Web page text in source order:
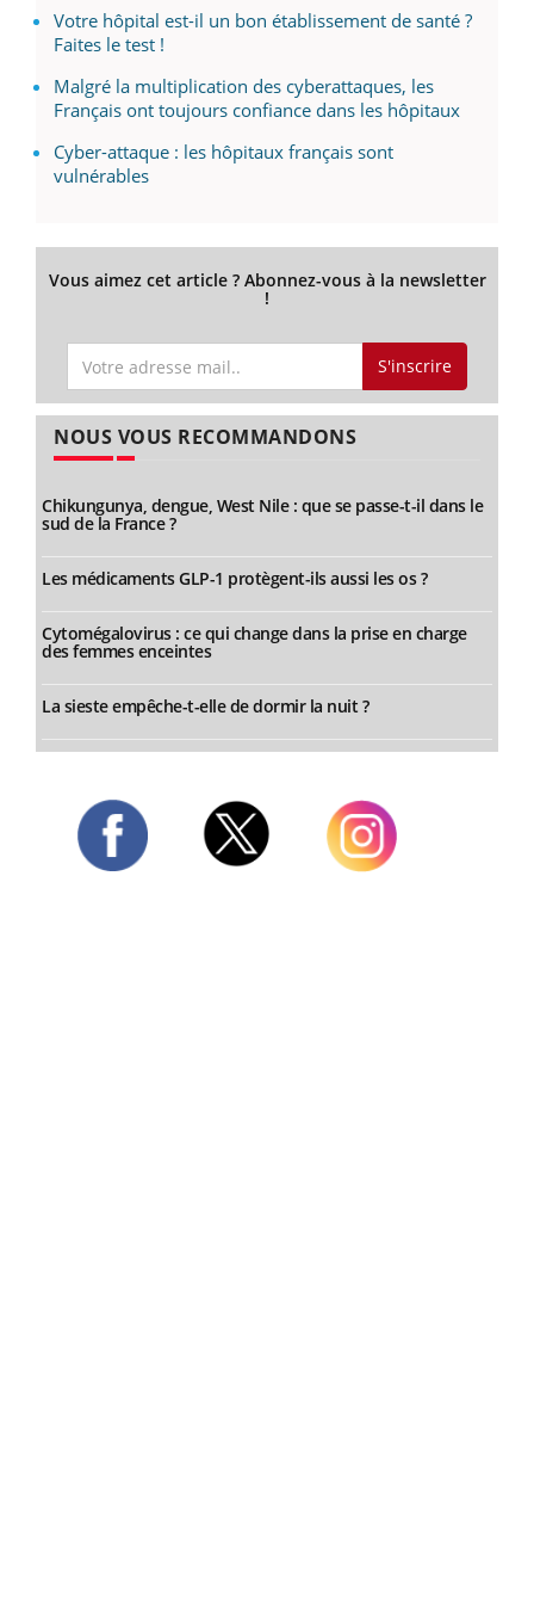
Votre hôpital est-il un bon établissement de santé ?
Faites le test !
Malgré la multiplication des cyberattaques, les
Français ont toujours confiance dans les hôpitaux
Cyber-attaque : les hôpitaux français sont
vulnérables
Vous aimez cet article ? Abonnez-vous à la newsletter
!
S'inscrire
NOUS VOUS RECOMMANDONS
Chikungunya, dengue, West Nile : que se passe-t-il dans le
sud de la France ?
Les médicaments GLP-1 protègent-ils aussi les os ?
Cytomégalovirus : ce qui change dans la prise en charge
des femmes enceintes
La sieste empêche-t-elle de dormir la nuit ?